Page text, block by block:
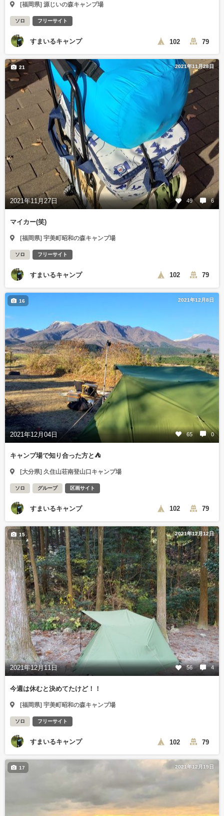
[福岡県] 源じいの森キャンプ場
ソロ フリーサイト
すまいるキャンプ 102 79
2021年11月28日
2021年11月27日 49 6
21
マイカー(笑)
[福岡県] 宇美町昭和の森キャンプ場
ソロ フリーサイト
すまいるキャンプ 102 79
2021年12月8日
2021年12月04日 65 0
16
キャンプ場で知り合った方と⛺
[大分県] 久住山荘南登山口キャンプ場
ソロ グループ 区画サイト
すまいるキャンプ 102 79
2021年12月12日
2021年12月11日 56 4
15
今週は休むと決めてたけど！！
[福岡県] 宇美町昭和の森キャンプ場
ソロ フリーサイト
すまいるキャンプ 102 79
2021年12月19日
17